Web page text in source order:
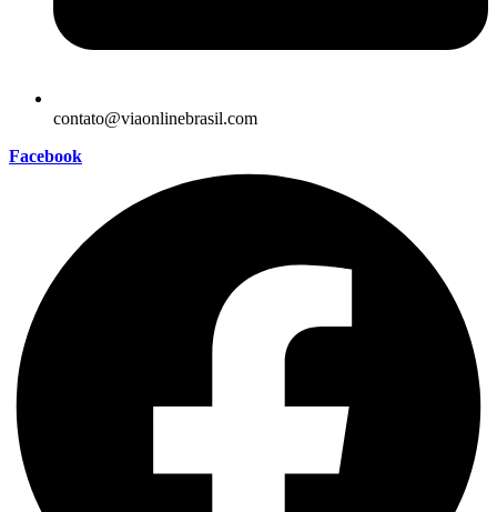
contato@viaonlinebrasil.com
Facebook